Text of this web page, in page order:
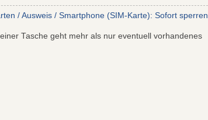
/ Ausweis / Smartphone (SIM-Karte): Sofort sperren
Tasche geht mehr als nur eventuell vorhandenes